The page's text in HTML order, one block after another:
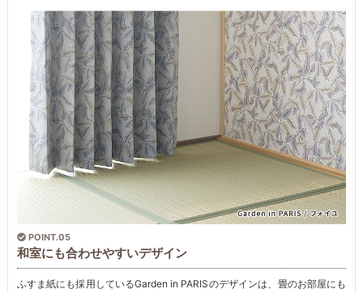
POINT.05
和室にも合わせやすいデザイン
ふすま紙にも採用しているGarden in PARISのデザインは、畳のお部屋にも